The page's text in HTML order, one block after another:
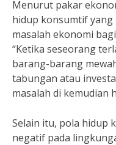
Menurut pakar
hidup konsumtif
masalah ekonomi
“Ketika seseorang
barang-barang
tabungan atau
masalah di kemudian
Selain itu, pola hidup
negatif pada